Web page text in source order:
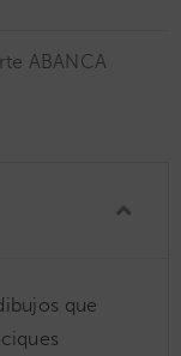
ABANCA
que